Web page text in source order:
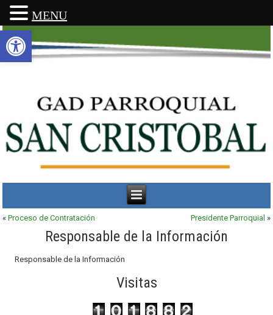
Abrir barra de herramientas
«Proceso de Contratación Presidente Parroquial »
Responsable de la Información
Responsable de la Información
Visitas
MENU